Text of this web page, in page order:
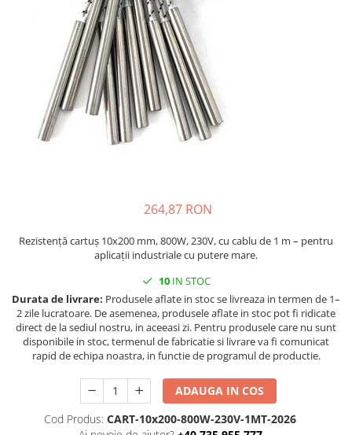
Rezistente electrice banda mica
Rezistente Ceramice
Rezistente electrice plate mica
Rezistentele tubulare flexibile
Rezistență microtubulară
Incalzitor ceramic infrarosu
Rezistente electrice tubulara
Rezistenta cuptor
264,87 RON
Rezistență cartuș 10x200 mm, 800W, 230V, cu cablu de 1 m – pentru
aplicații industriale cu putere mare.
10IN STOC
Durata de livrare: Produsele aflate in stoc se livreaza in termen de 1–
2 zile lucratoare. De asemenea, produsele aflate in stoc pot fi ridicate
direct de la sediul nostru, in aceeasi zi. Pentru produsele care nu sunt
disponibile in stoc, termenul de fabricatie si livrare va fi comunicat
rapid de echipa noastra, in functie de programul de productie.
ADAUGA IN COS
Cod Produs: CART-10x200-800W-230V-1MT-2026